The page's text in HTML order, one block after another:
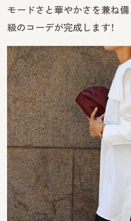
モードさと華やかさを兼ね
級のコーデが完成します！